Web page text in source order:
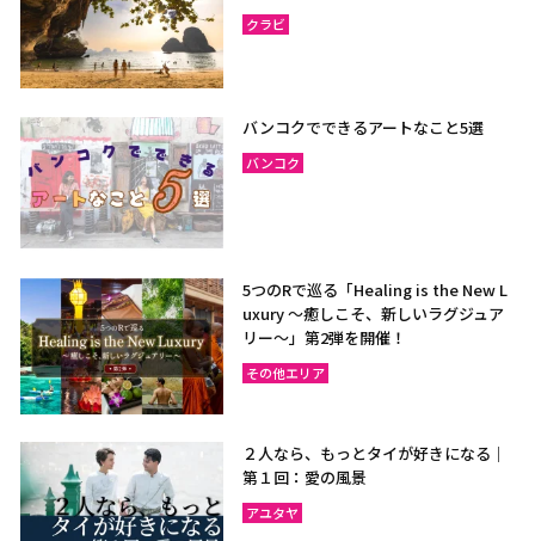
クラビ
バンコクでできるアートなこと5選
バンコク
5つのRで巡る「Healing is the New L
uxury ～癒しこそ、新しいラグジュア
リー〜」第2弾を開催！
その他エリア
２人なら、もっとタイが好きになる｜
第１回：愛の風景
アユタヤ